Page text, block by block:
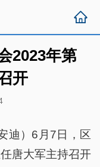
2023年第
开
迪）6月7日，区
唐大军主持召开